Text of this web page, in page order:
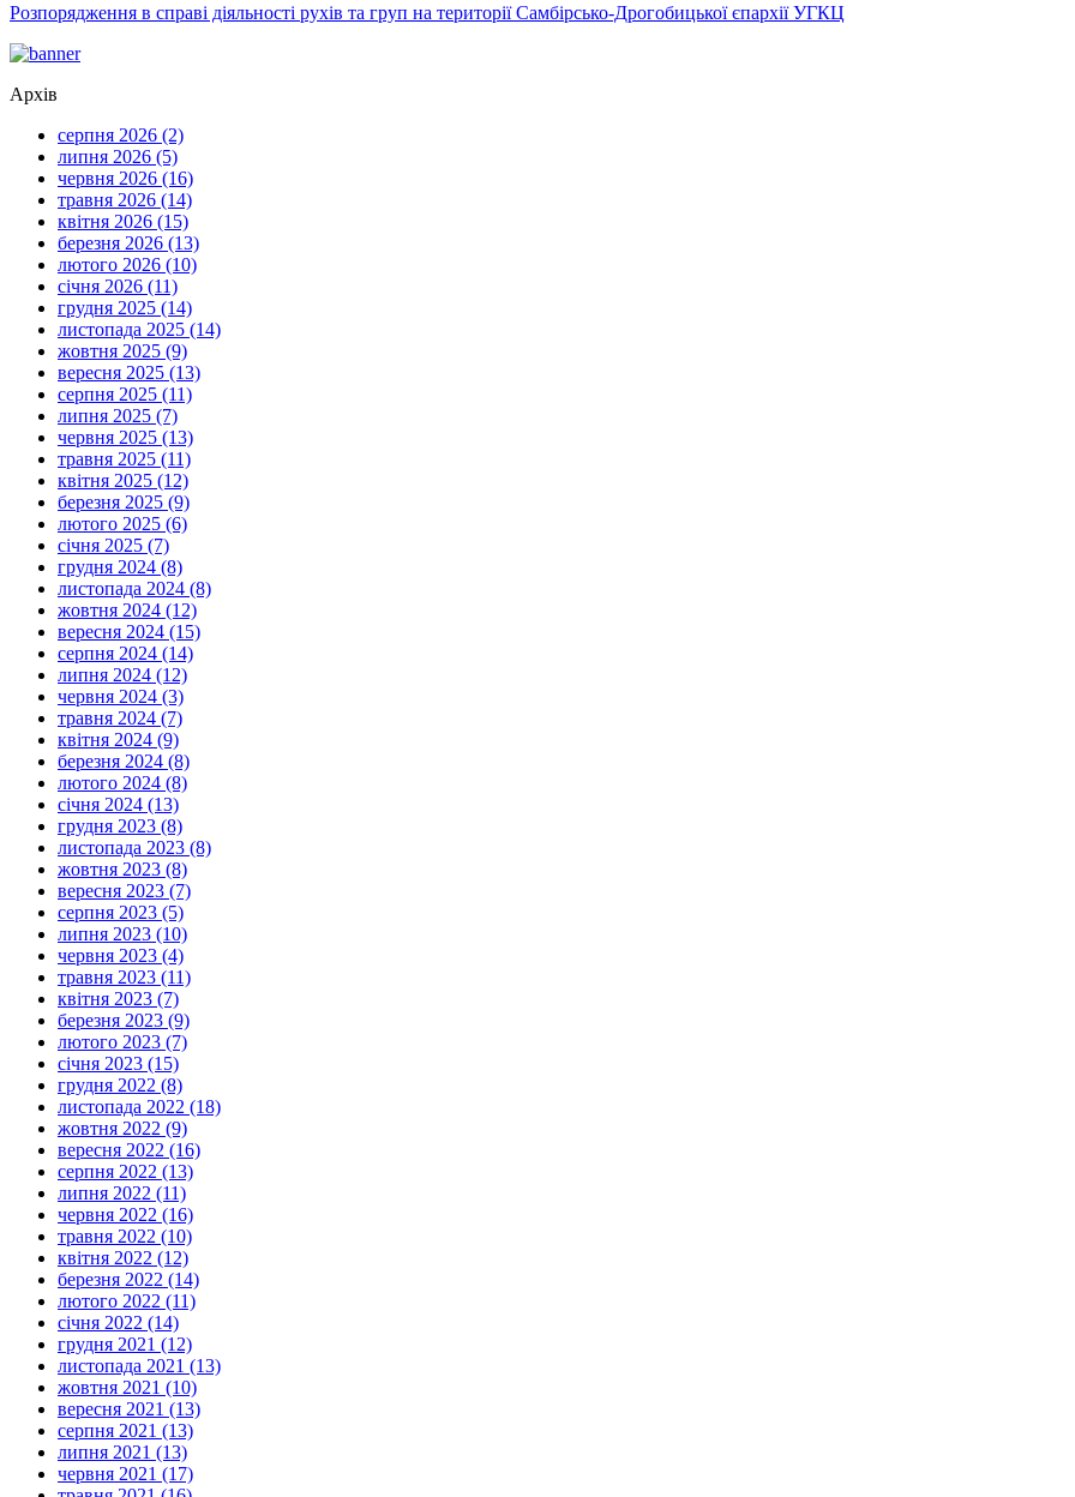
Розпорядження в справі діяльності рухів та груп на території Самбірсько-Дрогобицької єпархії УГКЦ
Архів
серпня 2026 (2)
липня 2026 (5)
червня 2026 (16)
травня 2026 (14)
квітня 2026 (15)
березня 2026 (13)
лютого 2026 (10)
січня 2026 (11)
грудня 2025 (14)
листопада 2025 (14)
жовтня 2025 (9)
вересня 2025 (13)
серпня 2025 (11)
липня 2025 (7)
червня 2025 (13)
травня 2025 (11)
квітня 2025 (12)
березня 2025 (9)
лютого 2025 (6)
січня 2025 (7)
грудня 2024 (8)
листопада 2024 (8)
жовтня 2024 (12)
вересня 2024 (15)
серпня 2024 (14)
липня 2024 (12)
червня 2024 (3)
травня 2024 (7)
квітня 2024 (9)
березня 2024 (8)
лютого 2024 (8)
січня 2024 (13)
грудня 2023 (8)
листопада 2023 (8)
жовтня 2023 (8)
вересня 2023 (7)
серпня 2023 (5)
липня 2023 (10)
червня 2023 (4)
травня 2023 (11)
квітня 2023 (7)
березня 2023 (9)
лютого 2023 (7)
січня 2023 (15)
грудня 2022 (8)
листопада 2022 (18)
жовтня 2022 (9)
вересня 2022 (16)
серпня 2022 (13)
липня 2022 (11)
червня 2022 (16)
травня 2022 (10)
квітня 2022 (12)
березня 2022 (14)
лютого 2022 (11)
січня 2022 (14)
грудня 2021 (12)
листопада 2021 (13)
жовтня 2021 (10)
вересня 2021 (13)
серпня 2021 (13)
липня 2021 (13)
червня 2021 (17)